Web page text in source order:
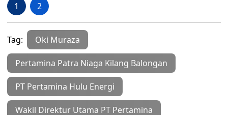
1 2
Tag: Oki Muraza
Pertamina Patra Niaga Kilang Balongan
PT Pertamina Hulu Energi
Wakil Direktur Utama PT Pertamina